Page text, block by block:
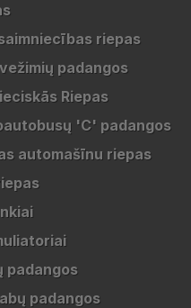
riepas
padangos
Riepas
'C' padangos
automašīnu riepas
padangos
padangos